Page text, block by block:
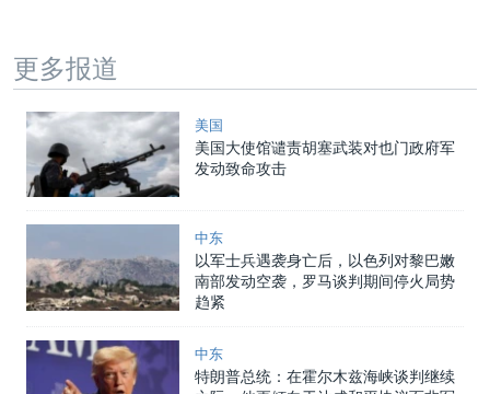
更多报道
美国
美国大使馆谴责胡塞武装对也门政府军
发动致命攻击
中东
以军士兵遇袭身亡后，以色列对黎巴嫩
南部发动空袭，罗马谈判期间停火局势
趋紧
中东
特朗普总统：在霍尔木兹海峡谈判继续